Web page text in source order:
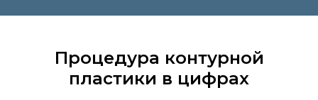
Процедура контурной
пластики в цифрах